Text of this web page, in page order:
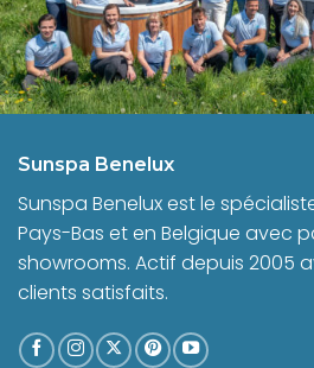
Sunspa Benelux
Sunspa Benelux est le
Pays-Bas et en Belgique avec
showrooms. Actif depuis 2005
clients satisfaits.